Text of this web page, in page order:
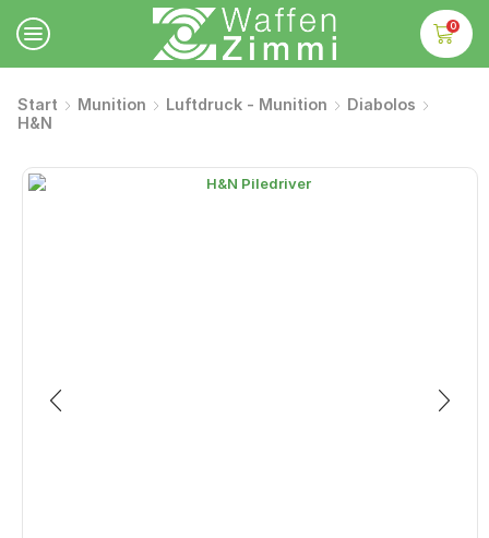
0
Start Munition Luftdruck - Munition
Diabolos
H&N